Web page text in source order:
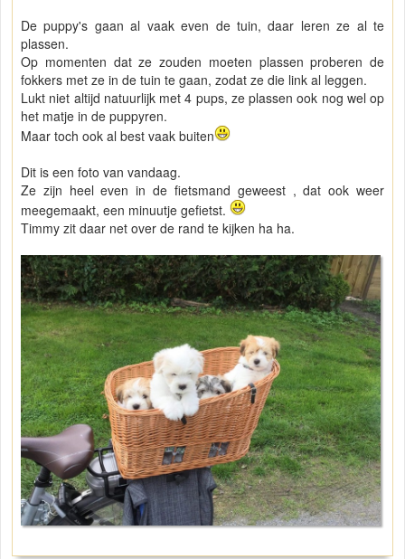
De puppy's gaan al vaak even de tuin, daar leren ze al te
plassen.
Op momenten dat ze zouden moeten plassen proberen de
fokkers met ze in de tuin te gaan, zodat ze die link al leggen.
Lukt niet altijd natuurlijk met 4 pups, ze plassen ook nog wel op
het matje in de puppyren.
Maar toch ook al best vaak buiten
Dit is een foto van vandaag.
Ze zijn heel even in de fietsmand geweest , dat ook weer
meegemaakt, een minuutje gefietst.
Timmy zit daar net over de rand te kijken ha ha.